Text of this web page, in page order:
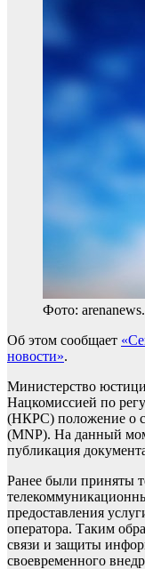
Фото:
Об этом сообщает
новости».
Министерство
Нацкомиссией по
(НКРС) положение о
(MNP). На данный
публикация
Ранее были приняты
предоставления
оператора. Таким
связи и защиты
своевременного